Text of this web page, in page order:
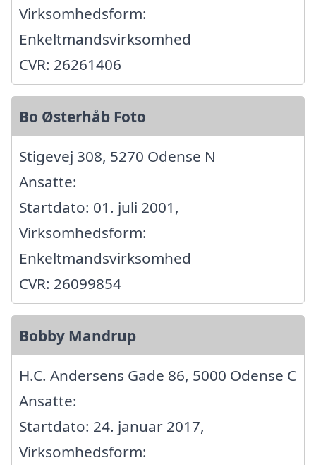
Virksomhedsform:
Enkeltmandsvirksomhed
CVR: 26261406
Bo Østerhåb Foto
Stigevej 308, 5270 Odense N
Ansatte:
Startdato: 01. juli 2001,
Virksomhedsform:
Enkeltmandsvirksomhed
CVR: 26099854
Bobby Mandrup
H.C. Andersens Gade 86, 5000 Odense C
Ansatte:
Startdato: 24. januar 2017,
Virksomhedsform: